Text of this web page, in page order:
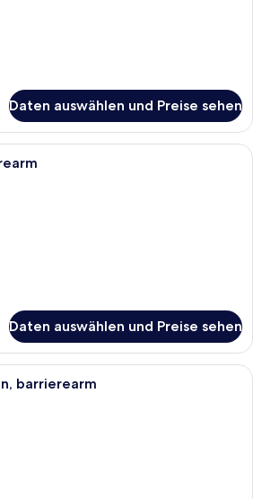
Daten auswählen und Preise sehen
Ein Hotelzimmer mit einem großen
Daten auswählen und Preise sehen
Ein Hotelzimmer mit Bett,
barrierearm